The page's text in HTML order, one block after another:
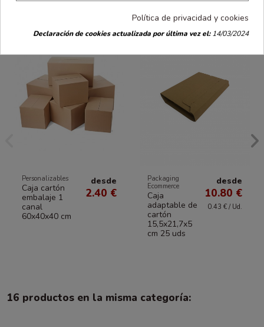
Personalizables
Caja cartón
embalaje 1
canal
60x40x40 cm
desde
2.40 €
Packaging
Ecommerce
Caja
adaptable de
cartón
15,5x21,7x5
cm 25 uds
desde
10.80 €
0.43 € / Ud.
16 productos en la misma categoría:
Política de privacidad y cookies
Declaración de cookies actualizada por última vez el:14/03/2024